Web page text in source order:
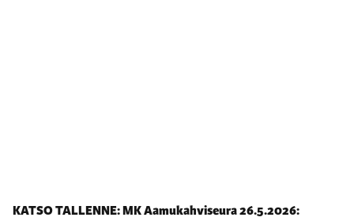
KATSO TALLENNE: MK Aamukahviseura 26.5.2026: